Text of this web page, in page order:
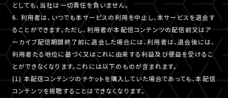
としても、当社は一切責任を負いません。
6. 利用者は、いつでも本サービスの利用を中止し、本サービスを退会す
ることができます。ただし、利用者が本配信コンテンツの配信前又はア
ーカイブ配信期間終了前に退会した場合には、利用者は、退会後には、
利用者たる地位に基づく又はこれに由来する利益及び便益を受けるこ
とができなくなります。これには以下のものが含まれます。
(1) 本配信コンテンツのチケットを購入していた場合であっても、本配信
コンテンツを視聴することはできなくなります。